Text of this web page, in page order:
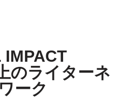
IMPACT
のライターネ
ーク